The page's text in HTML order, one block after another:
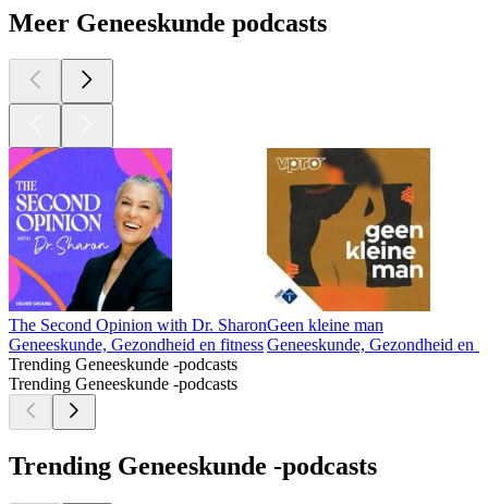
Meer Geneeskunde podcasts
The Second Opinion with Dr. Sharon
Geneeskunde, Gezondheid en fitness
Geen kleine man
Geneeskunde, Gezondheid en
Trending Geneeskunde -podcasts
Trending Geneeskunde -podcasts
Trending Geneeskunde -podcasts